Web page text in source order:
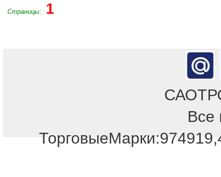
Страницы: 1
Все